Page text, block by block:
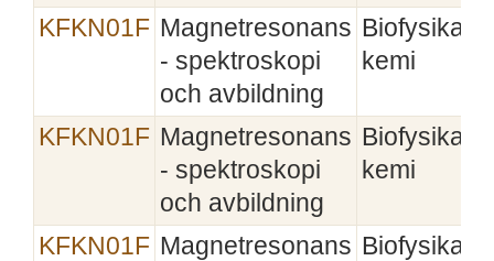
KFKN01F Magnetresonans
- spektroskopi
och avbildning
kemi
KFKN01F Magnetresonans
- spektroskopi
och avbildning
kemi
KFKN01F Magnetresonans